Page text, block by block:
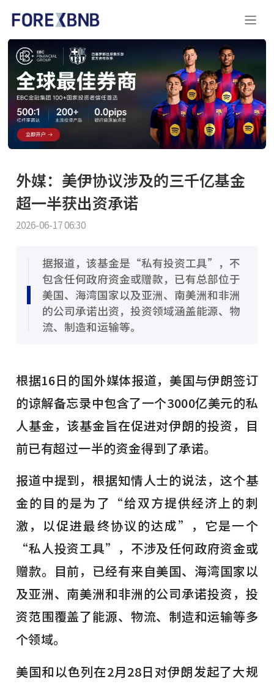
外媒：美伊协议涉及的三千亿基金
超一半获出资承诺
2026-06-17 06:30
据报道，该基金是“私有投资工具”，不
包含任何政府资金或赠款，已有总部位于
美国、海湾国家以及亚洲、南美洲和非洲
的公司承诺出资，投资领域涵盖能源、物
流、制造和运输等。
根据16日的国外媒体报道，美国与伊朗签订
的谅解备忘录中包含了一个3000亿美元的私
人基金，该基金旨在促进对伊朗的投资，目
前已有超过一半的资金得到了承诺。
报道中提到，根据知情人士的说法，这个基
金的目的是为了“给双方提供经济上的刺
激，以促进最终协议的达成”，它是一个
“私人投资工具”，不涉及任何政府资金或
赠款。目前，已经有来自美国、海湾国家以
及亚洲、南美洲和非洲的公司承诺投资，投
资范围覆盖了能源、物流、制造和运输等多
个领域。
美国和以色列在2月28日对伊朗发起了大规